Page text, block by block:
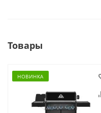
Товары
НОВИНКА